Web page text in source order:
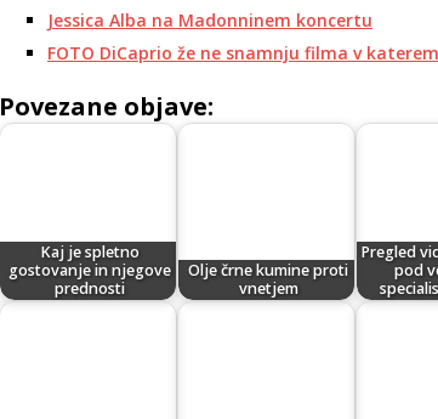
Jessica Alba na Madonninem koncertu
FOTO DiCaprio že ne snamnju filma v
Povezane objave:
Kaj je spletno
gostovanje in njegove
prednosti
Olje črne kumine proti
vnetjem
Pregled
pod